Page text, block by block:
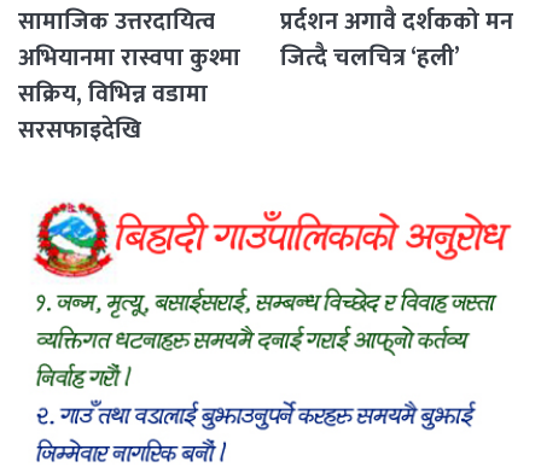
सामाजिक उत्तरदायित्व
अभियानमा रास्वपा कुश्मा
सक्रिय, विभिन्न वडामा
सरसफाइदेखि
प्रर्दशन अगावै दर्शकको मन
जित्दै चलचित्र ‘हली’